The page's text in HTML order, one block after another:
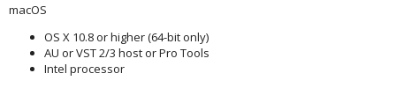
macOS
OS X 10.8 or higher (64-bit only)
AU or VST 2/3 host or Pro Tools
Intel processor